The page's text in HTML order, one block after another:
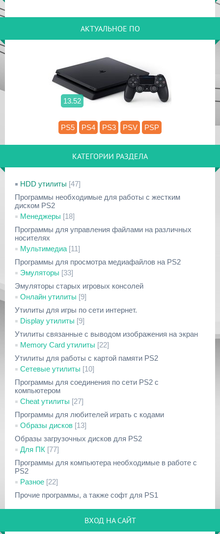
АКТУАЛЬНОЕ ПО
13.52
PS5 PS4 PS3 PSV PSP
КАТЕГОРИИ РАЗДЕЛА
HDD утилиты [47]
Программы необходимые для работы с жестким
диском PS2
Менеджеры [18]
Программы для управления файлами на различных
носителях
Мультимедиа [11]
Программы для просмотра медиафайлов на PS2
Эмуляторы [33]
Эмуляторы старых игровых консолей
Онлайн утилиты [9]
Утилиты для игры по сети интернет.
Display утилиты [9]
Утилиты связанные с выводом изображения на экран
Memory Card утилиты [22]
Утилиты для работы с картой памяти PS2
Сетевые утилиты [10]
Программы для соединения по сети PS2 с
компьютером
Cheat утилиты [27]
Программы для любителей играть с кодами
Образы дисков [13]
Образы загрузочных дисков для PS2
Для ПК [77]
Программы для компьютера необходимые в работе с
PS2
Разное [22]
Прочие программы, а также софт для PS1
ВХОД НА САЙТ